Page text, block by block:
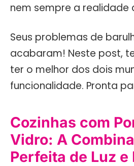
nem sempre a realidade
Seus problemas de
acabaram! Neste post,
ter o melhor dos dois
funcionalidade. Pronta
Cozinhas com
Vidro: A
Perfeita de Luz e